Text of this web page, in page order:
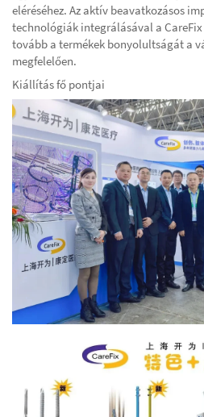
eléréséhez. Az aktív beavatkozásos
technológiák integrálásával a
tovább a termékek bonyolultságát a
megfelelően.
Kiállítás fő pontjai